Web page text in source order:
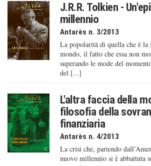
J.R.R. Tolkien -
millennio
Antarès n. 3/2013
La popolarità di quella che è la
mondo, il fatto che essa non
superando le mode del
del [...]
L'altra faccia della
filosofia della
finanziaria
Antarès n. 4/2013
La crisi che, partendo
nuovo millennio si è abbattuta